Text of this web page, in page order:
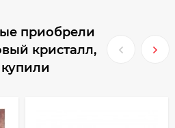
приобрели
кристалл,